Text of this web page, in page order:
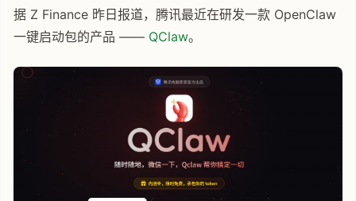
据 Z Finance 昨日报道，腾讯最近在研发一款 OpenClaw
一键启动包的产品 —— QClaw。